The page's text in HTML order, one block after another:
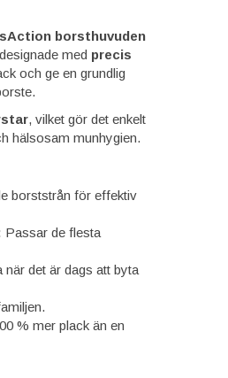
borsthuvuden
med precis
och ge en grundlig
, vilket gör det enkelt
hälsosam munhygien.
borststrån för effektiv
Passar de flesta
det är dags att byta
% mer plack än en